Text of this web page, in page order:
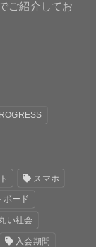
ご紹介してお
スマホ
ボード
い社会
入会期間